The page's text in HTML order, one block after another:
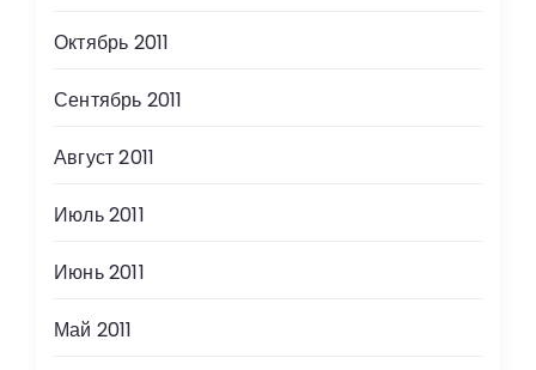
Октябрь 2011
Сентябрь 2011
Август 2011
Июль 2011
Июнь 2011
Май 2011